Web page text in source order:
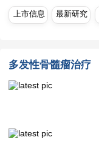
上市信息 最新研究
多发性骨髓瘤治疗